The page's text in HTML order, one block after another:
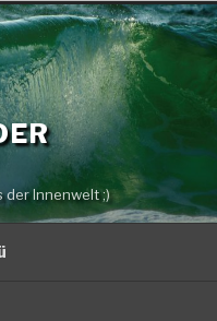
der Innenwelt ;)